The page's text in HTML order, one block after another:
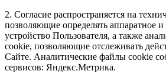
2. Согласие распространяется на
позволяющие определять аппаратное
устройство Пользователя, а также
cookie, позволяющие отслеживать
Сайте. Аналитические файлы cookie
сервисов: Яндекс.Метрика.